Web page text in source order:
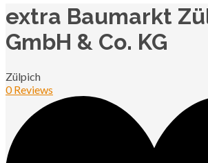
extra Baumarkt
GmbH & Co. KG
Zülpich
0 Reviews